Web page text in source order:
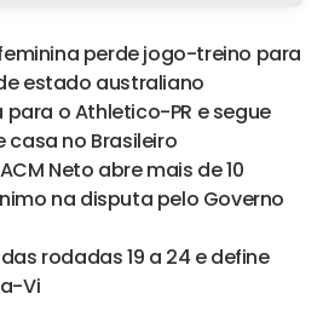
perde jogo-treino para
estado australiano
o Athletico-PR e segue
casa no Brasileiro
Neto abre mais de 10
na disputa pelo Governo
rodadas 19 a 24 e define
Vi